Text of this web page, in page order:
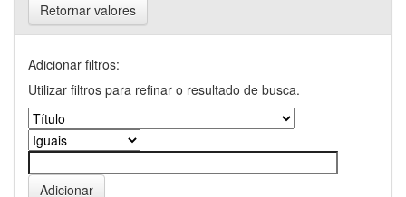
Retornar valores
Adicionar filtros:
Utilizar filtros para refinar o resultado de busca.